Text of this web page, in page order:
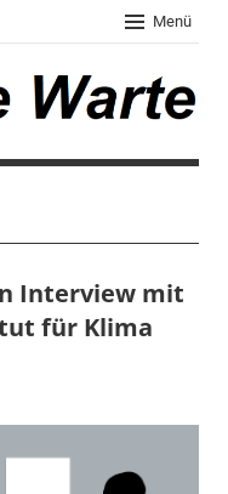
Menü
Interview mit
für Klima
Tagesthema